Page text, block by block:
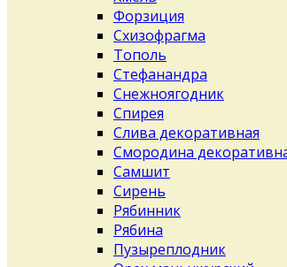
Форзиция
Схизофрагма
Тополь
Стефанандра
Снежноягодник
Спирея
Слива декоративная
Смородина
Самшит
Сирень
Рябинник
Рябина
Пузыреплодник